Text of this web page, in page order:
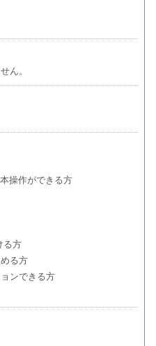
ん。
操作ができる方
る方
る方
ンできる方